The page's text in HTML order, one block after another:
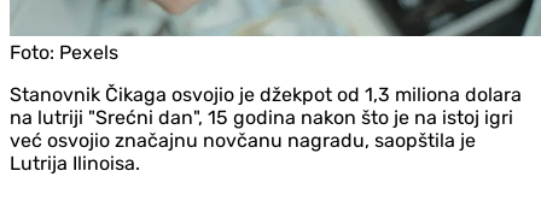
Foto: Pexels
Stanovnik Čikaga osvojio je džekpot od 1,3 miliona dolara
na lutriji "Srećni dan", 15 godina nakon što je na istoj igri
već osvojio značajnu novčanu nagradu, saopštila je
Lutrija Ilinoisa.